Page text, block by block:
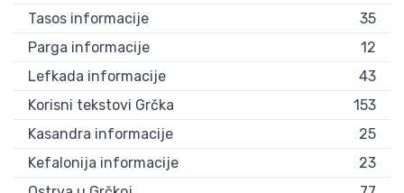
Tasos informacije
35
Parga informacije
12
Lefkada informacije
43
Korisni tekstovi Grčka
153
Kasandra informacije
25
Kefalonija informacije
23